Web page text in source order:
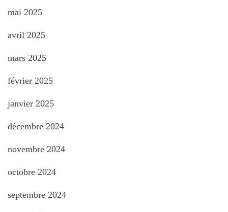
mai 2025
avril 2025
mars 2025
février 2025
janvier 2025
décembre 2024
novembre 2024
octobre 2024
septembre 2024